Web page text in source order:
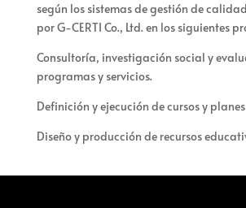
según los sistemas de gestión de
por G-CERTI Co., Ltd. en los siguientes
Consultoría, investigación social y
programas y servicios.
Definición y ejecución de cursos y
Diseño y producción de recursos